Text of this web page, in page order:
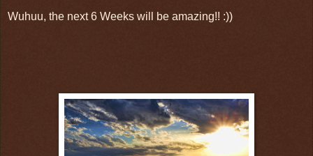
Wuhuu, the next 6 Weeks will be amazing!! :))